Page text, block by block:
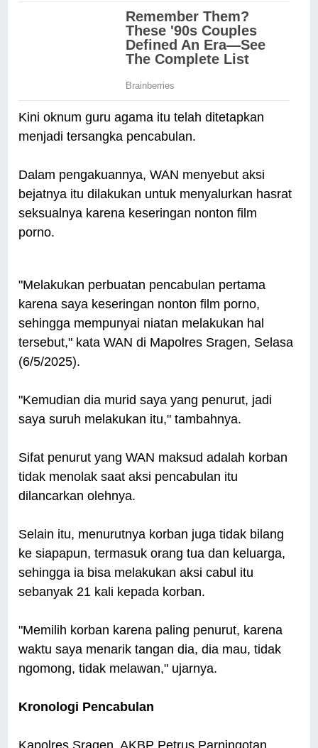
Kini oknum guru agama itu telah ditetapkan
menjadi tersangka pencabulan.
Dalam pengakuannya, WAN menyebut aksi
bejatnya itu dilakukan untuk menyalurkan hasrat
seksualnya karena keseringan nonton film
porno.
"Melakukan perbuatan pencabulan pertama
karena saya keseringan nonton film porno,
sehingga mempunyai niatan melakukan hal
tersebut," kata WAN di Mapolres Sragen, Selasa
(6/5/2025).
"Kemudian dia murid saya yang penurut, jadi
saya suruh melakukan itu," tambahnya.
Sifat penurut yang WAN maksud adalah korban
tidak menolak saat aksi pencabulan itu
dilancarkan olehnya.
Selain itu, menurutnya korban juga tidak bilang
ke siapapun, termasuk orang tua dan keluarga,
sehingga ia bisa melakukan aksi cabul itu
sebanyak 21 kali kepada korban.
"Memilih korban karena paling penurut, karena
waktu saya menarik tangan dia, dia mau, tidak
ngomong, tidak melawan," ujarnya.
Kronologi Pencabulan